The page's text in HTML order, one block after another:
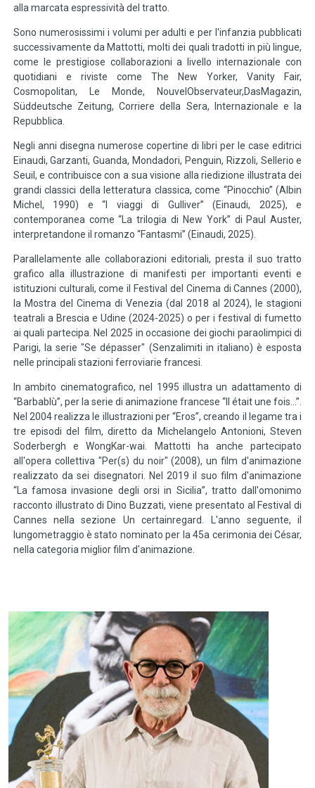
alla marcata espressività del tratto.
Sono numerosissimi i volumi per adulti e per l'infanzia pubblicati
successivamente da Mattotti, molti dei quali tradotti in più lingue,
come le prestigiose collaborazioni a livello internazionale con
quotidiani e riviste come The New Yorker, Vanity Fair,
Cosmopolitan, Le Monde, NouvelObservateur,DasMagazin,
Süddeutsche Zeitung, Corriere della Sera, Internazionale e la
Repubblica.
Negli anni disegna numerose copertine di libri per le case editrici
Einaudi, Garzanti, Guanda, Mondadori, Penguin, Rizzoli, Sellerio e
Seuil, e contribuisce con a sua visione alla riedizione illustrata dei
grandi classici della letteratura classica, come “Pinocchio” (Albin
Michel, 1990) e “I viaggi di Gulliver” (Einaudi, 2025), e
contemporanea come “La trilogia di New York” di Paul Auster,
interpretandone il romanzo “Fantasmi” (Einaudi, 2025).
Parallelamente alle collaborazioni editoriali, presta il suo tratto
grafico alla illustrazione di manifesti per importanti eventi e
istituzioni culturali, come il Festival del Cinema di Cannes (2000),
la Mostra del Cinema di Venezia (dal 2018 al 2024), le stagioni
teatrali a Brescia e Udine (2024-2025) o per i festival di fumetto
ai quali partecipa. Nel 2025 in occasione dei giochi paraolimpici di
Parigi, la serie "Se dépasser" (Senzalimiti in italiano) è esposta
nelle principali stazioni ferroviarie francesi.
In ambito cinematografico, nel 1995 illustra un adattamento di
“Barbablù”, per la serie di animazione francese “Il était une fois...”.
Nel 2004 realizza le illustrazioni per “Eros”, creando il legame tra i
tre episodi del film, diretto da Michelangelo Antonioni, Steven
Soderbergh e WongKar-wai. Mattotti ha anche partecipato
all'opera collettiva "Per(s) du noir" (2008), un film d'animazione
realizzato da sei disegnatori. Nel 2019 il suo film d'animazione
“La famosa invasione degli orsi in Sicilia”, tratto dall'omonimo
racconto illustrato di Dino Buzzati, viene presentato al Festival di
Cannes nella sezione Un certainregard. L'anno seguente, il
lungometraggio è stato nominato per la 45a cerimonia dei César,
nella categoria miglior film d'animazione.